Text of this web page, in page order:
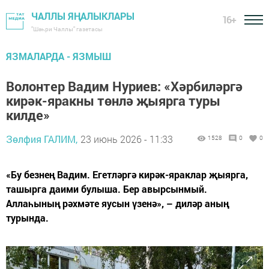
ЧАЛЛЫ ЯҢАЛЫКЛАРЫ
"Шәһри Чаллы" газетасы
16+
ЯЗМАЛАРДА - ЯЗМЫШ
Волонтер Вадим Нуриев: «Хәрбиләргә
кирәк-яракны төнлә җыярга туры
килде»
Зөлфия ГАЛИМ, 23 июнь 2026 - 11:33 1528 0 0
«Бу безнең Вадим. Егетләргә кирәк-яраклар җыярга,
ташырга даими булыша. Бер авырсынмый.
Аллаһының рәхмәте яусын үзенә», – диләр аның
турында.